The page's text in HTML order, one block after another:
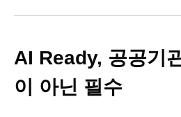
AI Ready, 공공기
이 아닌 필수